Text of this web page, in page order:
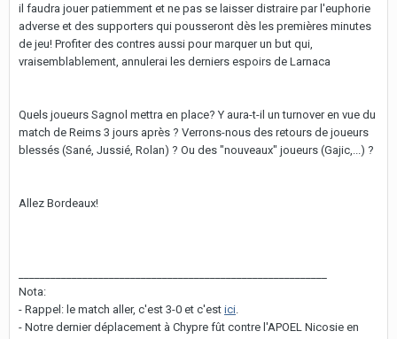
il faudra jouer patiemment et ne pas se laisser distraire par l'euphorie
adverse et des supporters qui pousseront dès les premières minutes
de jeu! Profiter des contres aussi pour marquer un but qui,
vraisemblablement, annulerai les derniers espoirs de Larnaca
Quels joueurs Sagnol mettra en place? Y aura-t-il un turnover en vue du
match de Reims 3 jours après ? Verrons-nous des retours de joueurs
blessés (Sané, Jussié, Rolan) ? Ou des "nouveaux" joueurs (Gajic,...) ?
Allez Bordeaux!
Nota:
- Rappel: le match aller, c'est 3-0 et c'est ici
- Notre dernier déplacement à Chypre fût contre l'APOEL Nicosie en